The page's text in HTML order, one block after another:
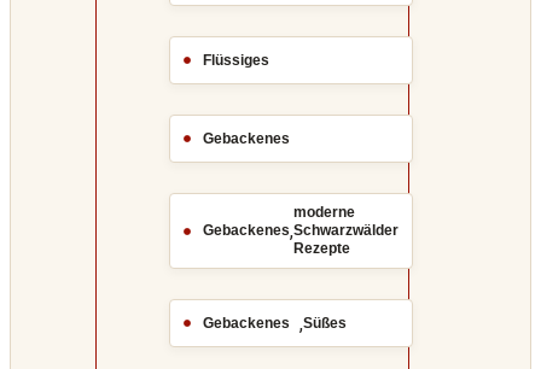
Flüssiges
Gebackenes
Gebackenes,
moderne
Schwarzwälder
Rezepte
Gebackenes ,Süßes